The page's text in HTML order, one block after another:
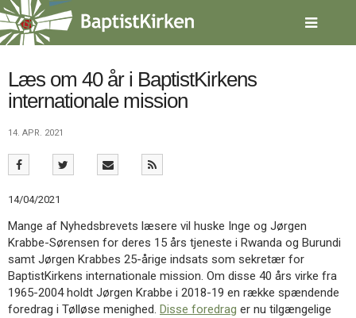
Spring
menu
over
gå
indholdVend
forsiden
Forside
3.0:
Kalender
4.0:
Inspiration
5.0:
Værktøjskassen
6.0:
Mission
7.0:
Om
BaptistKirken
8.0:
Kontakt
Læs om 40 år i BaptistKirkens
internationale mission
14. APR. 2021
14/04/2021
Mange af Nyhedsbrevets læsere vil huske Inge og Jørgen
Krabbe-Sørensen for deres 15 års tjeneste i Rwanda og Burundi
samt Jørgen Krabbes 25-årige indsats som sekretær for
BaptistKirkens internationale mission. Om disse 40 års virke fra
1965-2004 holdt Jørgen Krabbe i 2018-19 en række spændende
foredrag i Tølløse menighed. Disse foredrag er nu tilgængelige